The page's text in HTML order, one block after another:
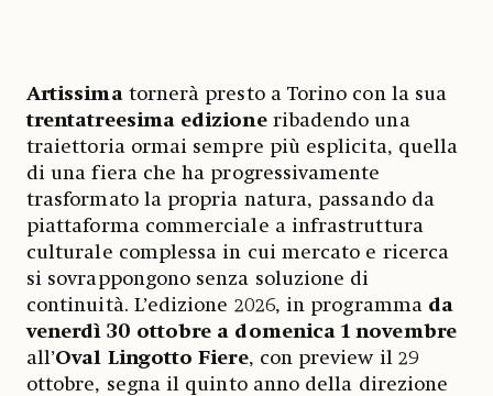
Artissimatornerà presto a Torino con la sua
trentatreesima edizioneribadendo una
traiettoria ormai sempre più esplicita, quella
di una fiera che ha progressivamente
trasformato la propria natura, passando da
piattaforma commerciale a infrastruttura
culturale complessa in cui mercato e ricerca
si sovrappongono senza soluzione di
continuità. L’edizione 2026, in programma da
venerdì 30 ottobre a domenica 1 novembre
all’Oval Lingotto Fiere, con preview il 29
ottobre, segna il quinto anno della direzione